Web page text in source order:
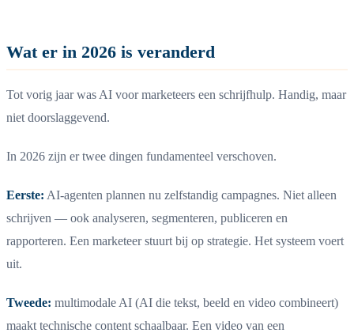
Wat er in 2026 is veranderd
Tot vorig jaar was AI voor marketeers een schrijfhulp. Handig, maar
niet doorslaggevend.
In 2026 zijn er twee dingen fundamenteel verschoven.
Eerste: AI-agenten plannen nu zelfstandig campagnes. Niet alleen
schrijven — ook analyseren, segmenteren, publiceren en
rapporteren. Een marketeer stuurt bij op strategie. Het systeem voert
uit.
Tweede: multimodale AI (AI die tekst, beeld en video combineert)
maakt technische content schaalbaar. Een video van een